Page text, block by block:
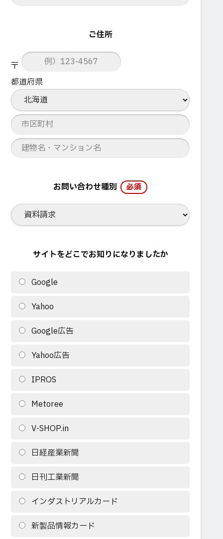
ご住所
〒
都道府県
お問い合わせ種別 必須
サイトをどこでお知りになりましたか
Google
Yahoo
Google広告
Yahoo広告
IPROS
Metoree
V-SHOP.in
日経産業新聞
日刊工業新聞
インダストリアルカード
新製品情報カード